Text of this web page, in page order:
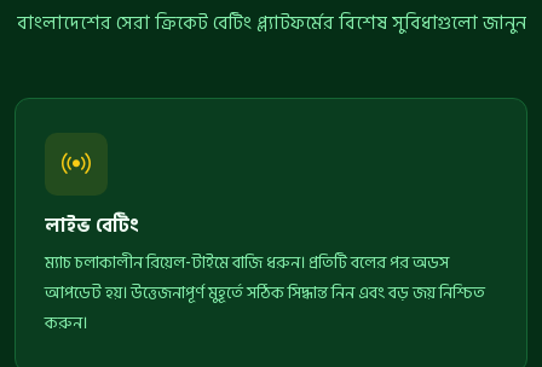
বাংলাদেশের সেরা ক্রিকেট বেটিং প্ল্যাটফর্মের বিশেষ সুবিধাগুলো জানুন
লাইভ বেটিং
ম্যাচ চলাকালীন রিয়েল-টাইমে বাজি ধরুন। প্রতিটি বলের পর অডস
আপডেট হয়। উত্তেজনাপূর্ণ মুহূর্তে সঠিক সিদ্ধান্ত নিন এবং বড় জয় নিশ্চিত
করুন।